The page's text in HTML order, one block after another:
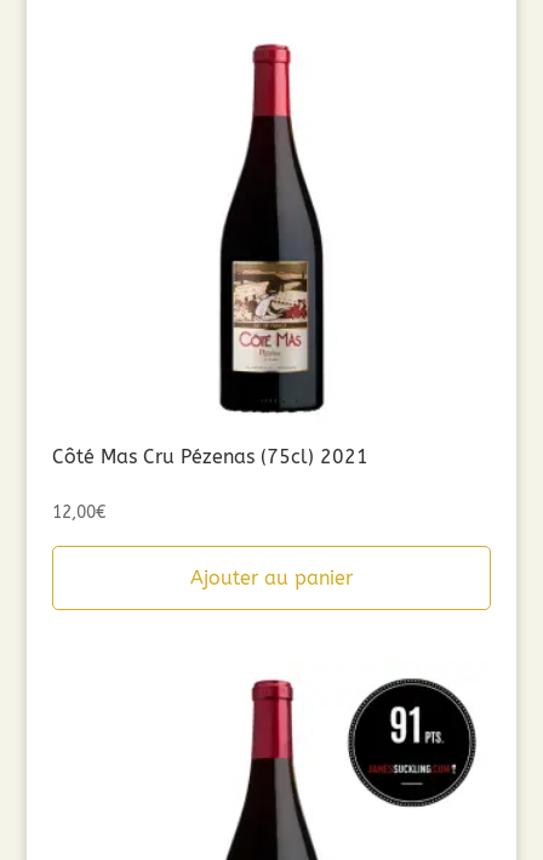
Côté Mas Cru Pézenas (75cl) 2021
12,00€
Ajouter au panier